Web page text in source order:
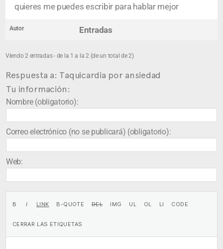
quieres me puedes escribir para hablar mejor
Autor Entradas
Viendo 2 entradas - de la 1 a la 2 (de un total de 2)
Respuesta a: Taquicardia por ansiedad
Tu información:
Nombre (obligatorio):
Correo electrónico (no se publicará) (obligatorio):
Web: